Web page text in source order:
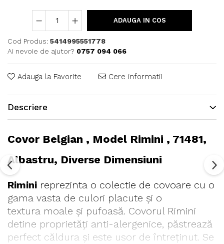
ADAUGA IN COS
Cod Produs: 5414995551778
Ai nevoie de ajutor? 0757 094 066
Adauga la Favorite Cere informatii
Descriere
Covor Belgian , Model Rimini , 71481,
Albastru, Diverse Dimensiuni
Rimini reprezinta o colectie de covoare cu o
gama vasta de culori placute și o
textura moale și pufoasă. Covorul Rimini
detine proprietăți anti-alergenice, păstrează
perfect căldura și este usor de întreținut. Se